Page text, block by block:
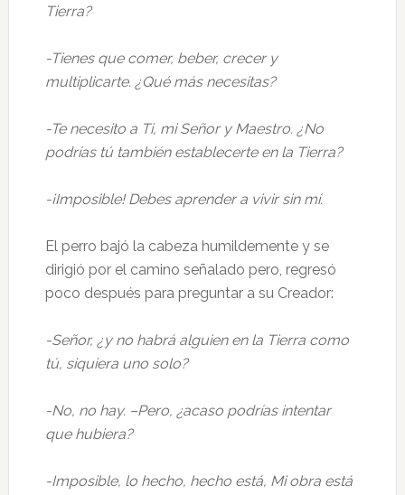
Tierra?
-Tienes que comer, beber, crecer y
multiplicarte. ¿Qué más necesitas?
-Te necesito a Ti, mi Señor y Maestro. ¿No
podrías tú también establecerte en la Tierra?
-¡Imposible! Debes aprender a vivir sin mí.
El perro bajó la cabeza humildemente y se
dirigió por el camino señalado pero, regresó
poco después para preguntar a su Creador:
-Señor, ¿y no habrá alguien en la Tierra como
tú, siquiera uno solo?
-No, no hay. –Pero, ¿acaso podrías intentar
que hubiera?
-Imposible, lo hecho, hecho está, Mi obra está